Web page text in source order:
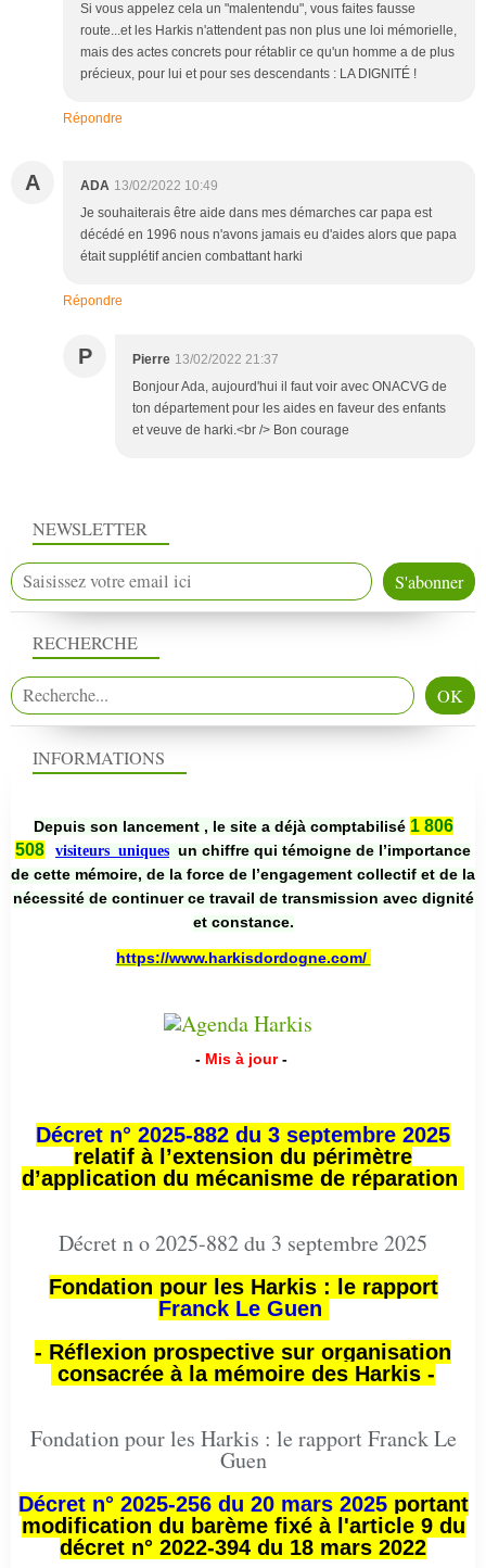
Si vous appelez cela un "malentendu", vous faites fausse
route...et les Harkis n'attendent pas non plus une loi mémorielle,
mais des actes concrets pour rétablir ce qu'un homme a de plus
précieux, pour lui et pour ses descendants : LA DIGNITÉ !
Répondre
A ADA 13/02/2022 10:49
Je souhaiterais être aide dans mes démarches car papa est
décédé en 1996 nous n'avons jamais eu d'aides alors que papa
était supplétif ancien combattant harki
Répondre
P Pierre 13/02/2022 21:37
Bonjour Ada, aujourd'hui il faut voir avec ONACVG de
ton département pour les aides en faveur des enfants
et veuve de harki.<br /> Bon courage
NEWSLETTER
RECHERCHE
INFORMATIONS
Depuis son lancement , le site a déjà comptabilisé 1 806
508
visiteurs uniques un chiffre qui témoigne de l’importance
de cette mémoire, de la force de l’engagement collectif et de la
nécessité de continuer ce travail de transmission avec dignité
et constance.
https://www.harkisdordogne.com/
- Mis à jour -
Décret n° 2025-882 du 3 septembre 2025
relatif à l’extension du périmètre
d’application du mécanisme de réparation
Décret n o 2025-882 du 3 septembre 2025
Fondation pour les Harkis : le rapport
Franck Le Guen
- Réflexion prospective sur organisation
consacrée à la mémoire des Harkis -
Fondation pour les Harkis : le rapport Franck Le
Guen
Décret n° 2025-256 du 20 mars 2025portant
modification du barème fixé à l'article 9 du
décret n° 2022-394 du 18 mars 2022